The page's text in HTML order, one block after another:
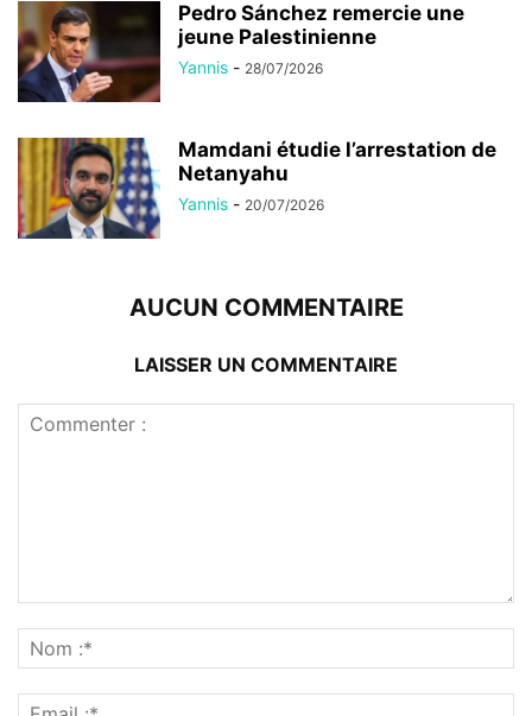
Pedro Sánchez remercie une
jeune Palestinienne
Yannis - 28/07/2026
Mamdani étudie l’arrestation de
Netanyahu
Yannis - 20/07/2026
AUCUN COMMENTAIRE
LAISSER UN COMMENTAIRE